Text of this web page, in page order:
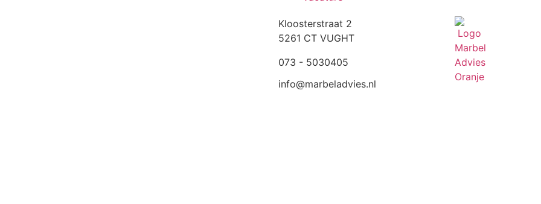
Kloosterstraat 2
5261 CT VUGHT
073 - 5030405
info@marbeladvies.nl